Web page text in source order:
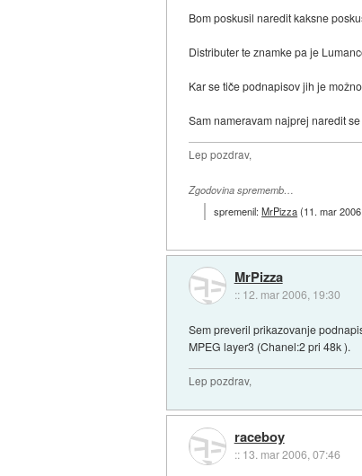
Bom poskusil naredit kaksne
Distributer te znamke pa je
Kar se tiče podnapisov jih je
Sam nameravam najprej naredit
Lep pozdrav,
Zgodovina sprememb…
spremenil:MrPizza(11. mar
MrPizza
:: 12. mar 2006, 19:30
Sem preveril prikazovanje
MPEG layer3 (Chanel:2 pri 48k ).
Lep pozdrav,
raceboy
:: 13. mar 2006, 07:46